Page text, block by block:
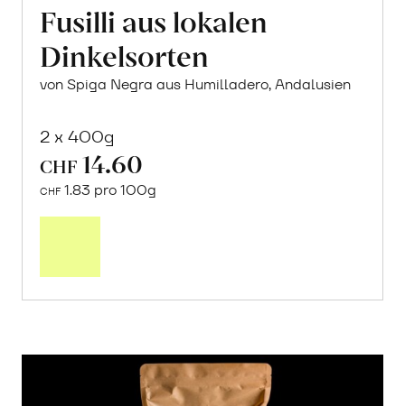
Fusilli aus lokalen
Dinkelsorten
von Spiga Negra aus Humilladero, Andalusien
2 x 400g
CHF 14.60
CHF 1.83 pro 100g